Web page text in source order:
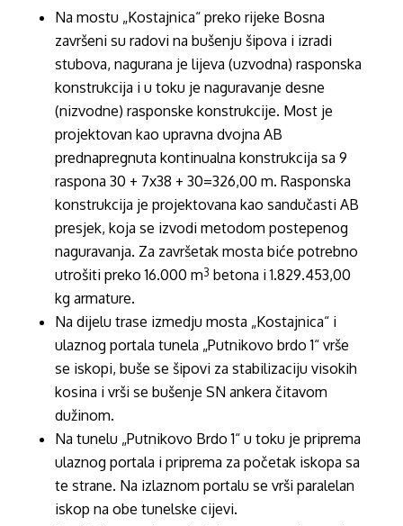
Na mostu „Kostajnica“ preko rijeke Bosna
završeni su radovi na bušenju šipova i izradi
stubova, nagurana je lijeva (uzvodna) rasponska
konstrukcija i u toku je naguravanje desne
(nizvodne) rasponske konstrukcije. Most je
projektovan kao upravna dvojna AB
prednapregnuta kontinualna konstrukcija sa 9
raspona 30 + 7x38 + 30=326,00 m. Rasponska
konstrukcija je projektovana kao sandučasti AB
presjek, koja se izvodi metodom postepenog
naguravanja. Za završetak mosta biće potrebno
utrošiti preko 16.000 m3 betona i 1.829.453,00
kg armature.
Na dijelu trase izmedju mosta „Kostajnica“ i
ulaznog portala tunela „Putnikovo brdo 1“ vrše
se iskopi, buše se šipovi za stabilizaciju visokih
kosina i vrši se bušenje SN ankera čitavom
dužinom.
Na tunelu „Putnikovo Brdo 1“ u toku je priprema
ulaznog portala i priprema za početak iskopa sa
te strane. Na izlaznom portalu se vrši paralelan
iskop na obe tunelske cijevi.